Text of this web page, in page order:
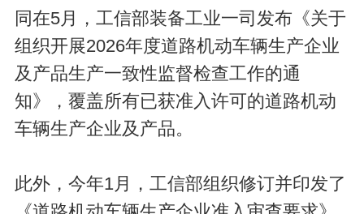
同在5月，工信部装备工业一司发布《关于
组织开展2026年度道路机动车辆生产企业
及产品生产一致性监督检查工作的通
知》，覆盖所有已获准入许可的道路机动
车辆生产企业及产品。
此外，今年1月，工信部组织修订并印发了